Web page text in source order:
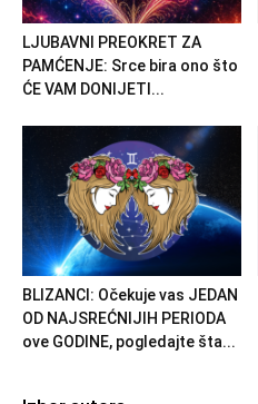
LJUBAVNI PREOKRET ZA
PAMĆENJE: Srce bira ono što
ĆE VAM DONIJETI...
BLIZANCI: Očekuje vas JEDAN
OD NAJSREĆNIJIH PERIODA
ove GODINE, pogledajte šta...